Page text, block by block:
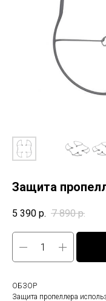
Защита
5 390 р. 7 890 р.
ОБЗОР
Защита пропеллера